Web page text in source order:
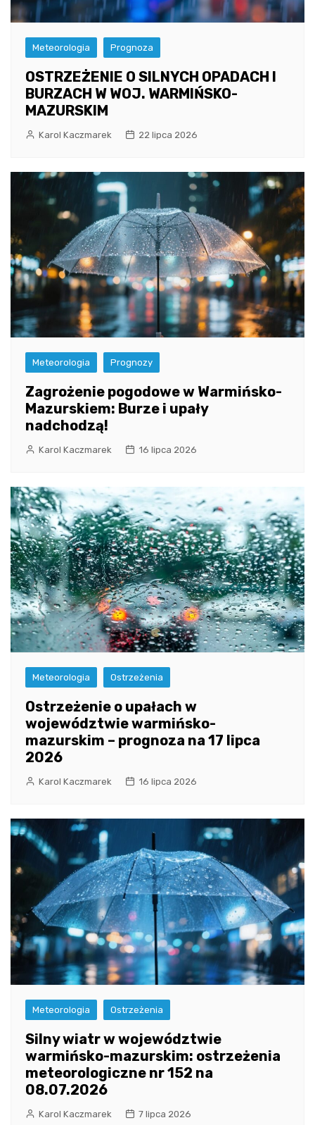
Meteorologia Prognoza
OSTRZEŻENIE O SILNYCH OPADACH I
BURZACH W WOJ. WARMIŃSKO-
MAZURSKIM
Karol Kaczmarek 22 lipca 2026
Meteorologia Prognozy
Zagrożenie pogodowe w Warmińsko-
Mazurskiem: Burze i upały
nadchodzą!
Karol Kaczmarek 16 lipca 2026
Meteorologia Ostrzeżenia
Ostrzeżenie o upałach w
województwie warmińsko-
mazurskim – prognoza na 17 lipca
2026
Karol Kaczmarek 16 lipca 2026
Meteorologia Ostrzeżenia
Silny wiatr w województwie
warmińsko-mazurskim: ostrzeżenia
meteorologiczne nr 152 na
08.07.2026
Karol Kaczmarek 7 lipca 2026